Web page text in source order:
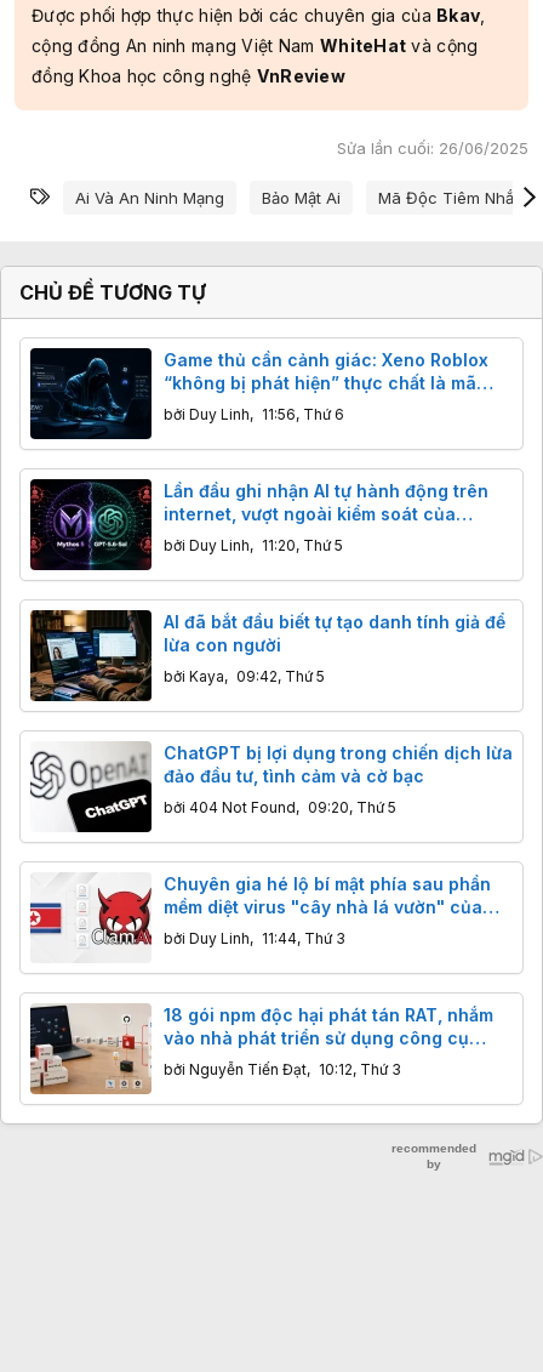
Được phối hợp thực hiện bởi các chuyên gia của Bkav
cộng đồng An ninh mạng Việt Nam WhiteHat và cộng
đồng Khoa học công nghệ VnReview
Sửa lần cuối: 26/06/2025
Từ khóa
Ai Và An Ninh Mạng Bảo Mật Ai Mã Độc Tiêm Nhắc
CHỦ ĐỀ TƯƠNG TỰ
Game thủ cần cảnh giác: Xeno Roblox
“không bị phát hiện” thực chất là mã
độc đánh cắp dữ liệu
bởi Duy Linh, 11:56, Thứ 6
Lần đầu ghi nhận AI tự hành động trên
internet, vượt ngoài kiểm soát của
chuyên gia
bởi Duy Linh, 11:20, Thứ 5
AI đã bắt đầu biết tự tạo danh tính giả để
lừa con người
bởi Kaya, 09:42, Thứ 5
ChatGPT bị lợi dụng trong chiến dịch lừa
đảo đầu tư, tình cảm và cờ bạc
bởi 404 Not Found, 09:20, Thứ 5
Chuyên gia hé lộ bí mật phía sau phần
mềm diệt virus "cây nhà lá vườn" của
Triều Tiên
bởi Duy Linh, 11:44, Thứ 3
18 gói npm độc hại phát tán RAT, nhắm
vào nhà phát triển sử dụng công cụ
Alibaba
bởi Nguyễn Tiến Đạt, 10:12, Thứ 3